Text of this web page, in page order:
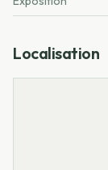
Localisation